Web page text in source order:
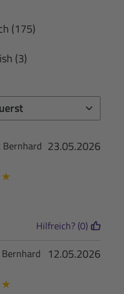
(175)
(3)
23.05.2026
Bernhard
★
Hilfreich? (0)
12.05.2026
★